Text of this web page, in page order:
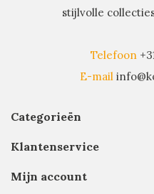
stijlvolle
Telefoon
E-mail
Categorieën
Klantenservice
Mijn account